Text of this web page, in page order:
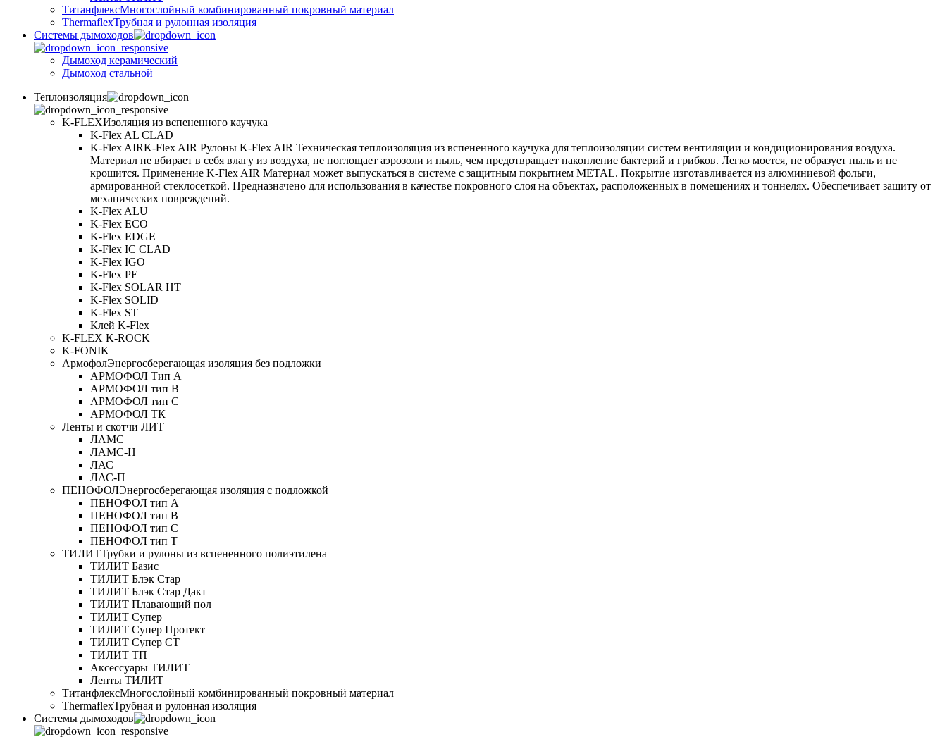
ТитанфлексМногослойный комбинированный покровный материал
ThermaflexТрубная и рулонная изоляция
Cистемы дымоходов
Дымоход керамический
Дымоход стальной
Теплоизоляция
K-FLEXИзоляция из вспененного каучука
K-Flex AL CLAD
K-Flex AIRK-Flex AIR Рулоны K-Flex AIR Техническая теплоизоляция из вспененного каучука для теплоизоляции систем вентиляции и кондиционирования воздуха.
Материал не вбирает в себя влагу из воздуха, не поглощает аэрозоли и пыль, чем предотвращает накопление бактерий и грибков. Легко моется, не образует пыль и не
крошится. Применение K-Flex AIR Материал может выпускаться в системе c защитным покрытием METAL. Покрытие изготавливается из алюминиевой фольги,
армированной стеклосеткой. Предназначено для использования в качестве покровного слоя на объектах, расположенных в помещениях и тоннелях. Обеспечивает защиту от
механических повреждений.
K-Flex ALU
K-Flex ECO
K-Flex EDGE
K-Flex IC CLAD
K-Flex IGO
K-Flex PE
K-Flex SOLAR HT
K-Flex SOLID
K-Flex ST
Клей K-Flex
K-FLEX K-ROCK
K-FONIK
АрмофолЭнергосберегающая изоляция без подложки
АРМОФОЛ Тип А
АРМОФОЛ тип В
АРМОФОЛ тип C
АРМОФОЛ ТК
Ленты и скотчи ЛИТ
ЛАМС
ЛАМС-Н
ЛАС
ЛАС-П
ПЕНОФОЛЭнергосберегающая изоляция с подложкой
ПЕНОФОЛ тип А
ПЕНОФОЛ тип B
ПЕНОФОЛ тип C
ПЕНОФОЛ тип T
ТИЛИТТрубки и рулоны из вспененного полиэтилена
ТИЛИТ Базис
ТИЛИТ Блэк Стар
ТИЛИТ Блэк Стар Дакт
ТИЛИТ Плавающий пол
ТИЛИТ Супер
ТИЛИТ Супер Протект
ТИЛИТ Супер СТ
ТИЛИТ ТП
Аксессуары ТИЛИТ
Ленты ТИЛИТ
ТитанфлексМногослойный комбинированный покровный материал
ThermaflexТрубная и рулонная изоляция
Cистемы дымоходов